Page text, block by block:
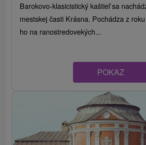
Barokovo-klasicistický kaštieľ sa
mestskej časti Krásna. Pochádza z
ho na ranostredovekých...
POKAZ